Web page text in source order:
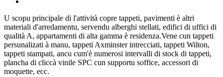
U scopu principale di l'attività copre tappeti, pavimenti è altri
materiali d'arredamentu, servendu alberghi stellati, edifici di uffici di
qualità A, appartamenti di alta gamma è residenza.Vene cun tappeti
persunalizati à manu, tappeti Axminster intrecciati, tappeti Wilton,
tappeti stampati, ancu cum'è numerosi intervalli di stock di tappeti,
plancha di cliccà vinile SPC cun supportu soffice, accessori di
moquette, ecc.